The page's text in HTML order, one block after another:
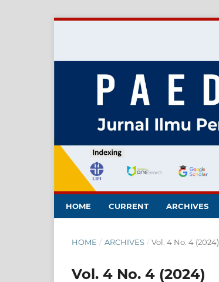
HOME CURRENT ARCHIVES
HOME / ARCHIVES / Vol. 4 No. 4 (2024)
Vol. 4 No. 4 (2024)